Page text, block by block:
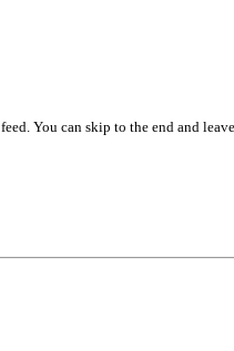
feed. You can skip to the end and